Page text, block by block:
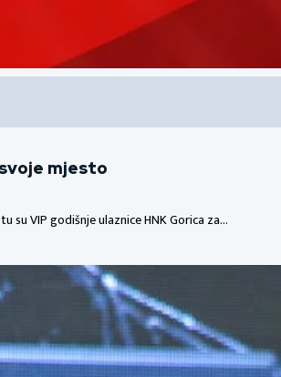
mjesto
su VIP godišnje ulaznice HNK Gorica za…